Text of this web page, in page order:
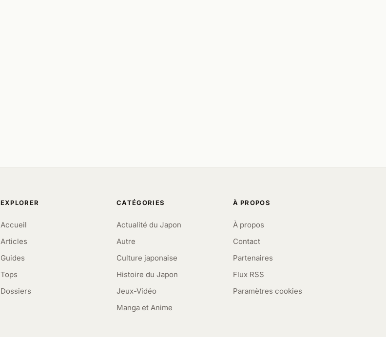
EXPLORER
Accueil
Articles
Guides
Tops
Dossiers
CATÉGORIES
Actualité du Japon
Autre
Culture japonaise
Histoire du Japon
Jeux-Vidéo
Manga et Anime
À PROPOS
À propos
Contact
Partenaires
Flux RSS
Paramètres cookies